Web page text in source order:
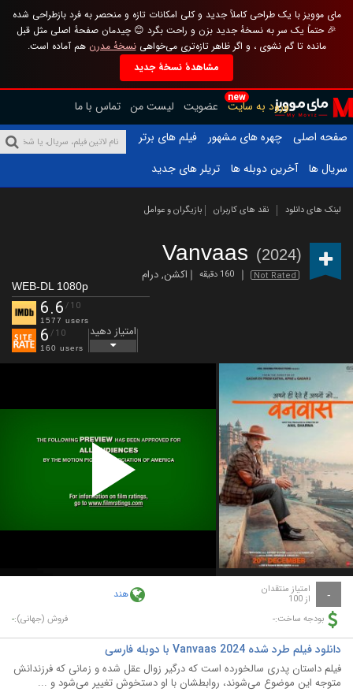
مای موویز با یک طراحی کاملاً جدید و کلی امکانات تازه و منحصر به فرد بازطراحی شده
🎉 حتماً یک سر به نسخهٔ جدید بزن و راحت بگرد 😊 چیدمان صفحهٔ اصلی مثل قبل
مانده تا گم نشوی ، و اگر ظاهر تازه‌تری می‌خواهینسخهٔ مدرن هم آماده است.
مشاهدهٔ نسخهٔ جدید
new
ورود به سایت عضویت لیست من تماس با ما
صفحه اصلی
چهره های مشهور
فیلم های برتر
سریال ها
آخرین دوبله ها تریلر های جدید
لینک های دانلود نقد های کاربران بازیگران و عوامل
Vanvaas (2024)
Not Rated 160 دقیقه اکشن,درام
WEB-DL 1080p
6.6 /10
1577 users
6 /10
160 users
امتیاز دهید
Play
Video
- امتیاز منتقدان
از 100 هند
بودجه ساخت:- فروش (جهانی):-
دانلود فیلم طرد شده Vanvaas 2024 با دوبله فارسی
فیلم داستان پدری سالخورده است که درگیر زوال عقل شده و زمانی که فرزندانش
متوجه این موضوع می‌شوند، روابطشان با او دستخوش تغییر می‌شود و ...